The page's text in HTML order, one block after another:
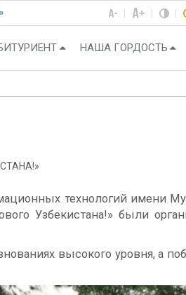
НАША ГОРДОСТЬ
технологий имени
Узбекистана!» были
высокого уровня, а